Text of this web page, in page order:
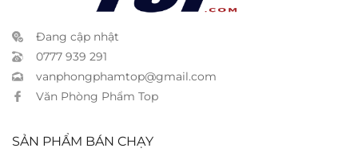
Đang cập nhật
0777 939 291
vanphongphamtop@gmail.com
Văn Phòng Phẩm Top
SẢN PHẨM BÁN CHẠY